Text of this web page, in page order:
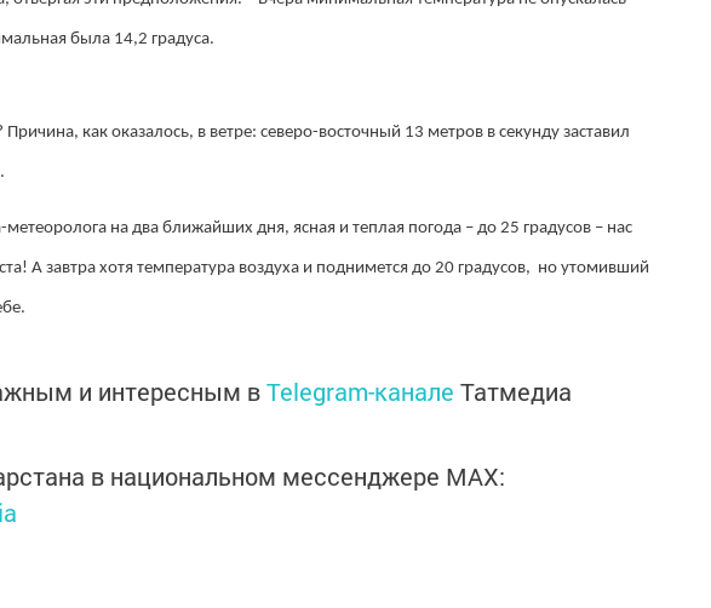
была 14,2 градуса.
как оказалось, в ветре: северо-восточный 13 метров в секунду заставил
метеоролога на два ближайших дня, ясная и теплая погода – до 25 градусов – нас
А завтра хотя температура воздуха и поднимется до 20 градусов, но утомивший
и интересным вTelegram-канале Татмедиа
в национальном мессенджере MАХ: